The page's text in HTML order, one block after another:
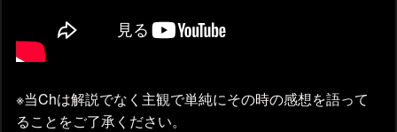
※当Chは解説でなく主観で単純にその時の感想を語って
ることをご了承ください。